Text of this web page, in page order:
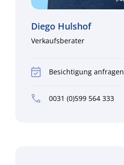
Diego Hulshof
Verkaufsberater
Besichtigung anfragen
0031 (0)599 564 333